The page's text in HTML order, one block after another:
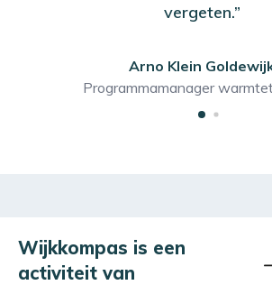
vergeten.”
Arno Klein
Programmamanager
Wijkkompas is een
activiteit van